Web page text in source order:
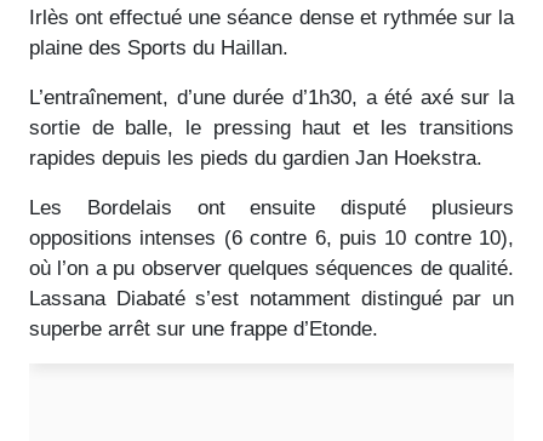
Irlès ont effectué une séance dense et rythmée sur la
plaine des Sports du Haillan.
L’entraînement, d’une durée d’1h30, a été axé sur la
sortie de balle, le pressing haut et les transitions
rapides depuis les pieds du gardien Jan Hoekstra.
Les Bordelais ont ensuite disputé plusieurs
oppositions intenses (6 contre 6, puis 10 contre 10),
où l’on a pu observer quelques séquences de qualité.
Lassana Diabaté s’est notamment distingué par un
superbe arrêt sur une frappe d’Etonde.